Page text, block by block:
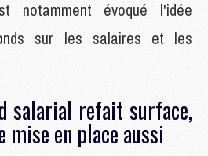
notamment évoqué l'idée
sur les salaires et les
salarial refait surface,
en place aussi